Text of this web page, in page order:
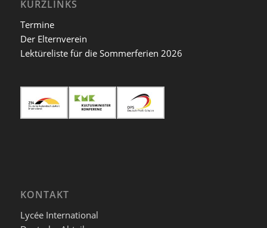
KURZLINKS
Termine
Der Elternverein
Lektüreliste für die Sommerferien 2026
KONTAKT
Lycée International